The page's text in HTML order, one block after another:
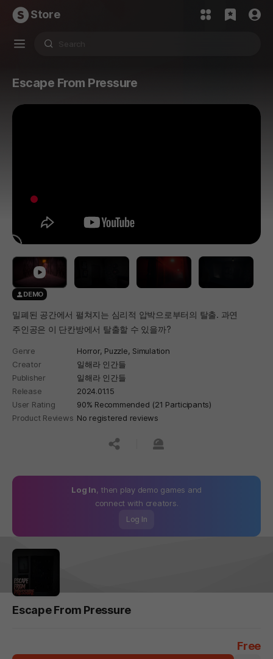
Store
Escape From Pressure
DEMO
밀폐된 공간에서 펼쳐지는 심리적 압박으로부터의 탈출. 과연
주인공은 이 단칸방에서 탈출할 수 있을까?
Genre Horror, Puzzle, Simulation
Creator
일해라 인간들
Publisher
일해라 인간들
Release
2024.01.15
User Rating
90% Recommended (21 Participants)
Product Reviews No registered reviews
공유하기신고하기
Log In, then play demo games and
connect with creators.
Log In
Escape From Pressure
Free